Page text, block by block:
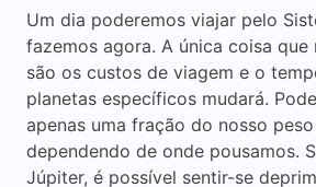
Um dia poderemos viajar pelo
fazemos agora. A única coisa que
são os custos de viagem e o
planetas específicos mudará.
apenas uma fração do nosso
dependendo de onde pousamos.
Júpiter, é possível sentir-se